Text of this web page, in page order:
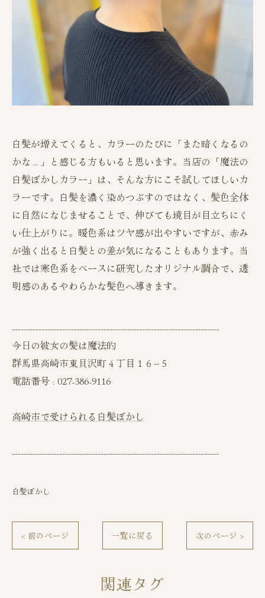
白髪が増えてくると、カラーのたびに「また暗くなるの
かな…」と感じる方もいると思います。当店の「魔法の
白髪ぼかしカラー」は、そんな方にこそ試してほしいカ
ラーです。白髪を濃く染めつぶすのではなく、髪色全体
に自然になじませることで、伸びても境目が目立ちにく
い仕上がりに。暖色系はツヤ感が出やすいですが、赤み
が強く出ると白髪との差が気になることもあります。当
社では寒色系をベースに研究したオリジナル調合で、透
明感のあるやわらかな髪色へ導きます。
----------------------------------------------------------------------
今日の彼女の髪は魔法的
群馬県高崎市東貝沢町４丁目１６−５
電話番号 : 027-386-9116
高崎市で受けられる白髪ぼかし
----------------------------------------------------------------------
白髪ぼかし
< 前のページ 一覧に戻る 次のページ >
関連タグ